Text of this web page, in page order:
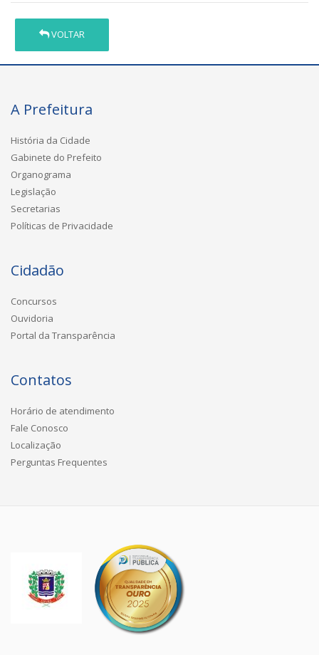
VOLTAR
A Prefeitura
História da Cidade
Gabinete do Prefeito
Organograma
Legislação
Secretarias
Políticas de Privacidade
Cidadão
Concursos
Ouvidoria
Portal da Transparência
Contatos
Horário de atendimento
Fale Conosco
Localização
Perguntas Frequentes